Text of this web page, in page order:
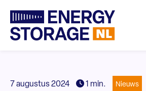
7 augustus 2024 1 min. Nieuws